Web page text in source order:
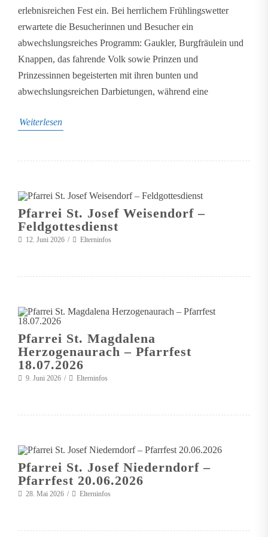
erlebnisreichen Fest ein. Bei herrlichem Frühlingswetter
erwartete die Besucherinnen und Besucher ein
abwechslungsreiches Programm: Gaukler, Burgfräulein und
Knappen, das fahrende Volk sowie Prinzen und
Prinzessinnen begeisterten mit ihren bunten und
abwechslungsreichen Darbietungen, während eine
Weiterlesen
Pfarrei St. Josef Weisendorf –
Feldgottesdienst
12. Juni 2026 Elterninfos
Pfarrei St. Magdalena
Herzogenaurach – Pfarrfest
18.07.2026
9. Juni 2026 Elterninfos
Pfarrei St. Josef Niederndorf –
Pfarrfest 20.06.2026
28. Mai 2026 Elterninfos